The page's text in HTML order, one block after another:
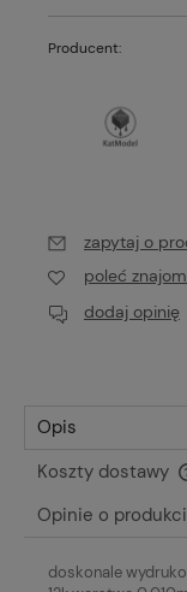
Producent:
zapytaj o
poleć
dodaj opinię
Opis
Koszty dostawy
Cena nie zawiera
Opinie o
doskonale